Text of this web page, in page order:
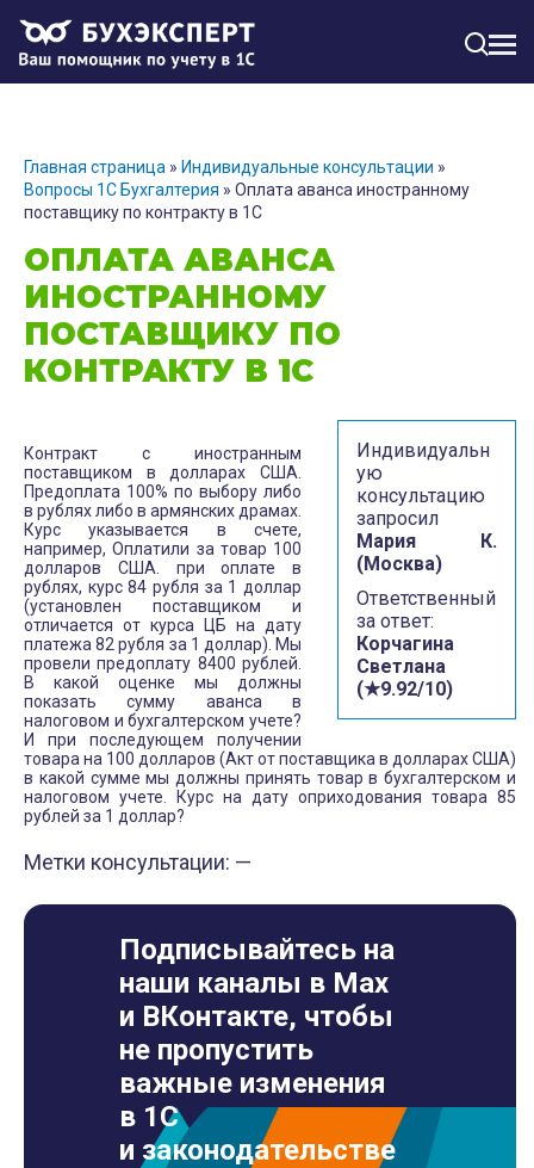
Главная страница » Индивидуальные консультации »
Вопросы 1С Бухгалтерия » Оплата аванса иностранному
поставщику по контракту в 1С
ОПЛАТА АВАНСА
ИНОСТРАННОМУ
ПОСТАВЩИКУ ПО
КОНТРАКТУ В 1С
Индивидуальн
ую
консультацию
запросил
Мария К.
(Москва)
Ответственный
за ответ:
Корчагина
Светлана
(★9.92/10)
Контракт с иностранным
поставщиком в долларах США.
Предоплата 100% по выбору либо
в рублях либо в армянских драмах.
Курс указывается в счете,
например, Оплатили за товар 100
долларов США. при оплате в
рублях, курс 84 рубля за 1 доллар
(установлен поставщиком и
отличается от курса ЦБ на дату
платежа 82 рубля за 1 доллар). Мы
провели предоплату 8400 рублей.
В какой оценке мы должны
показать сумму аванса в
налоговом и бухгалтерском учете?
И при последующем получении
товара на 100 долларов (Акт от поставщика в долларах США)
в какой сумме мы должны принять товар в бухгалтерском и
налоговом учете. Курс на дату оприходования товара 85
рублей за 1 доллар?
Метки консультации: —
Подписывайтесь на
наши каналы в Max
и ВКонтакте, чтобы
не пропустить
важные изменения
в 1С
и законодательстве